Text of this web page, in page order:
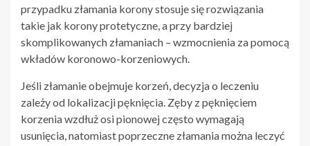
przypadku złamania korony stosuje się rozwiązania
takie jak korony protetyczne, a przy bardziej
skomplikowanych złamaniach – wzmocnienia za pomocą
wkładów koronowo-korzeniowych.
Jeśli złamanie obejmuje korzeń, decyzja o leczeniu
zależy od lokalizacji pęknięcia. Zęby z pęknięciem
korzenia wzdłuż osi pionowej często wymagają
usunięcia, natomiast poprzeczne złamania można leczyć